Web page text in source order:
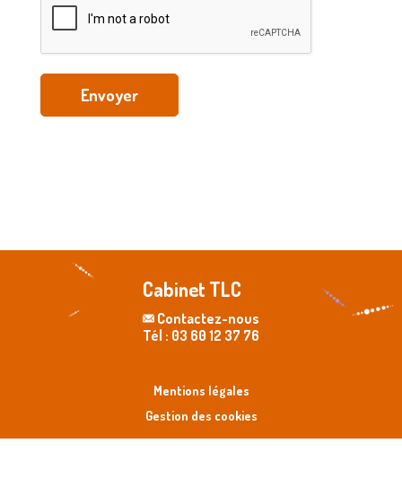
Envoyer
Cabinet TLC
Contactez-nous
Tél : 03 60 12 37 76
Mentions légales
Gestion des cookies